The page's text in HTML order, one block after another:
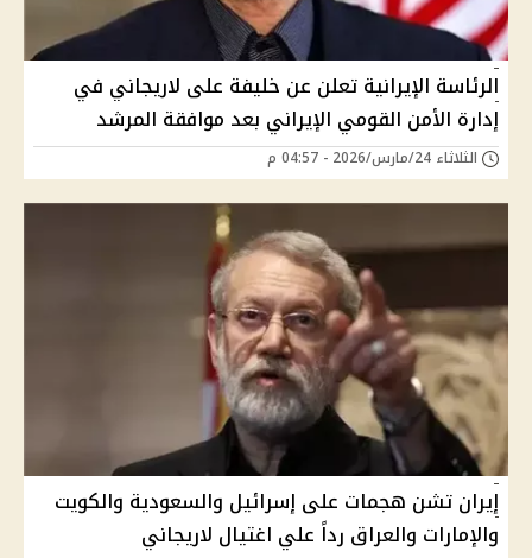
الرئاسة الإيرانية تعلن عن خليفة على لاريجاني في
إدارة الأمن القومي الإيراني بعد موافقة المرشد
الثلاثاء 24/مارس/2026 - 04:57 م
إيران تشن هجمات على إسرائيل والسعودية والكويت
والإمارات والعراق رداً علي اغتيال لاريجاني